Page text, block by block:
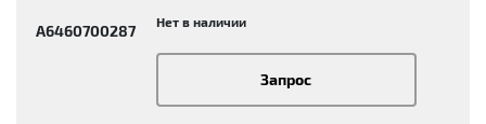
A6460700287
Нет в наличии
Запрос